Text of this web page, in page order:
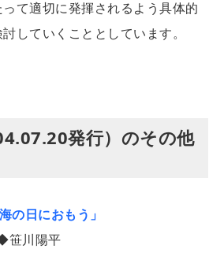
て適切に発揮されるよう具体的
していくこととしています。
発行）のその他
の日におもう」
笹川陽平